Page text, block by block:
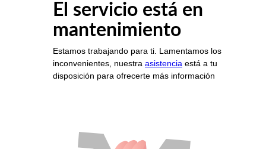
El servicio está en
mantenimiento
Estamos trabajando para ti. Lamentamos los
inconvenientes, nuestra asistencia está a tu
disposición para ofrecerte más información